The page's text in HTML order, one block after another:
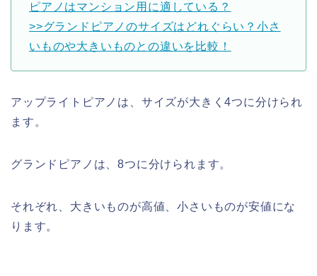
ピアノはマンション用に適している？
>>グランドピアノのサイズはどれぐらい？小さ
いものや大きいものとの違いを比較！
アップライトピアノは、サイズが大きく4つに分けられ
ます。
グランドピアノは、8つに分けられます。
それぞれ、大きいものが高値、小さいものが安値にな
ります。